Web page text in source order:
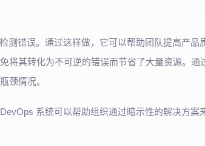
测错误。通过这样做，它可以帮助团队提高产
将其转化为不可逆的错误而节省了大量资源。
颈情况。
系统可以帮助组织通过暗示性的解决方案